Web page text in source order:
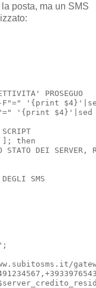
posta, ma un SMS
PROSEGUO
'{print
'{print
SCRIPT
DEI SERVER,
SMS